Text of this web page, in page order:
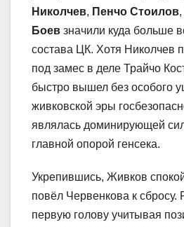
Николчев, Пенчо Стоилов,
Боев значили куда больше
состава ЦК. Хотя Николчев
под замес в деле Трайчо
быстро вышел без особого
живковской эры
являлась доминирующей
главной опорой генсека.
Укрепившись, Живков
повёл Червенкова к сбросу.
первую голову учитывая